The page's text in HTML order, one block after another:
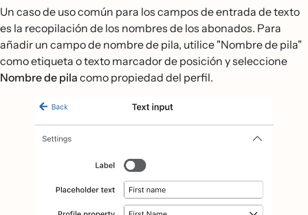
Un caso de uso común para los campos de entrada de texto
es la recopilación de los nombres de los abonados. Para
añadir un campo de nombre de pila, utilice "Nombre de pila"
como etiqueta o texto marcador de posición y seleccione
Nombre de pila como propiedad del perfil.